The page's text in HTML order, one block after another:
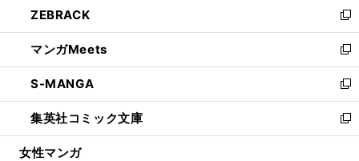
く
で
開
く
ド
ウ
で
開
く
ィ
ン
ド
ウ
で
開
く
い
ウ
ィ
ン
ド
ウ
で
開
ZEBRACK
新
し
い
ウ
ィ
ン
ド
ウ
マンガMeets
新
し
い
ウ
ィ
ン
S-MANGA
新
し
い
ウ
集英社コミック文庫
新
し
女性マンガ